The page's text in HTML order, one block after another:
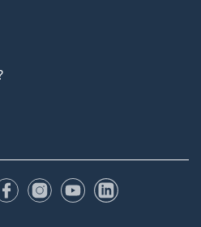
FacebookInstagram
YouTubeLinkedIn